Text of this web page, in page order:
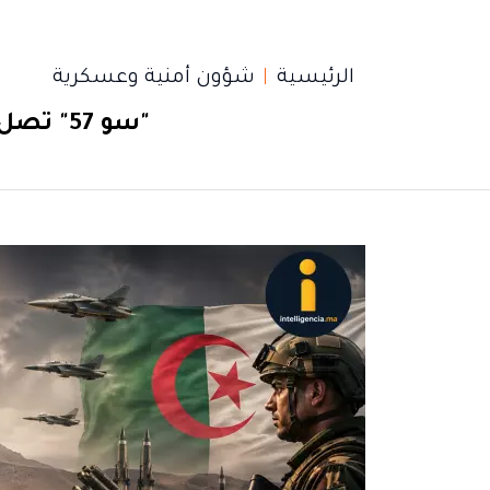
الرئيسية شؤون أمنية وعسكرية
"سو 57" تصل الجزائر وفتيل التنافس العسكري يشتعل بشمال إفريقيا